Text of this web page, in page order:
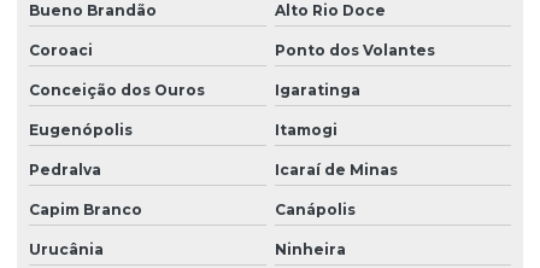
Bueno Brandão Alto Rio Doce
Coroaci Ponto dos Volantes
Conceição dos Ouros Igaratinga
Eugenópolis Itamogi
Pedralva Icaraí de Minas
Capim Branco Canápolis
Urucânia Ninheira